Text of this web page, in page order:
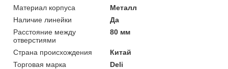
Материал корпуса
Металл
Наличие линейки
Да
Расстояние между
отверстиями
80 мм
Страна происхождения
Китай
Торговая марка
Deli